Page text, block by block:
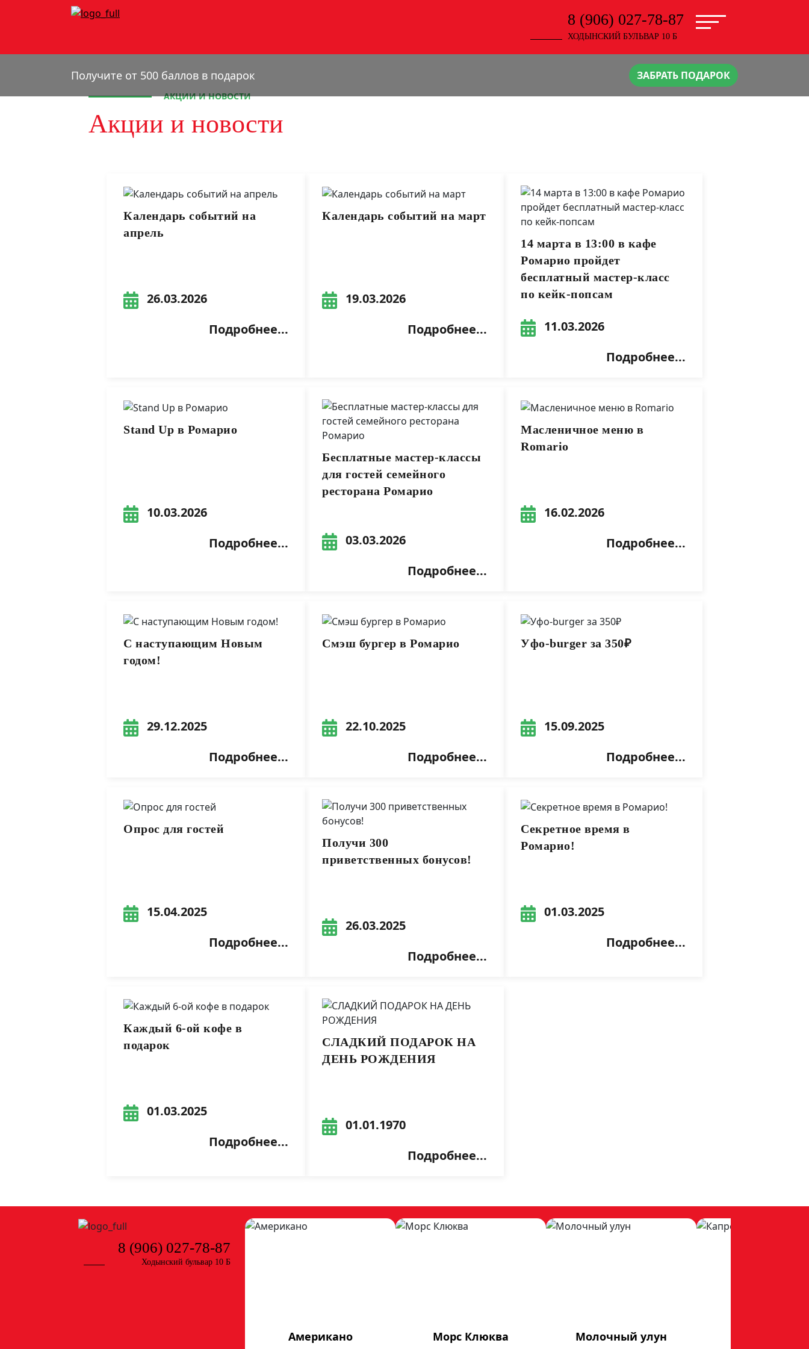
8 (906) 027-78-87
ХОДЫНСКИЙ БУЛЬВАР 10 Б
АКЦИИ И НОВОСТИ
Акции и новости
Календарь событий на
апрель
26.03.2026
Подробнее...
Календарь событий на март
19.03.2026
Подробнее...
14 марта в 13:00 в кафе
Ромарио пройдет
бесплатный мастер-класс
по кейк-попсам
11.03.2026
Подробнее...
Stand Up в Ромарио
10.03.2026
Подробнее...
Бесплатные мастер-классы
для гостей семейного
ресторана Ромарио
03.03.2026
Подробнее...
Масленичное меню в
Romario
16.02.2026
Подробнее...
С наступающим Новым
годом!
29.12.2025
Подробнее...
Смэш бургер в Ромарио
22.10.2025
Подробнее...
Уфо-burger за 350₽
15.09.2025
Подробнее...
Опрос для гостей
15.04.2025
Подробнее...
Получи 300
приветственных бонусов!
26.03.2025
Подробнее...
Секретное время в
Ромарио!
01.03.2025
Подробнее...
Каждый 6-ой кофе в
подарок
01.03.2025
Подробнее...
СЛАДКИЙ ПОДАРОК НА
ДЕНЬ РОЖДЕНИЯ
01.01.1970
Подробнее...
8 (906) 027-78-87
Ходынский бульвар 10 Б
Американо Морс Клюква Молочный улун
Получите от 500 баллов в подарок ЗАБРАТЬ ПОДАРОК